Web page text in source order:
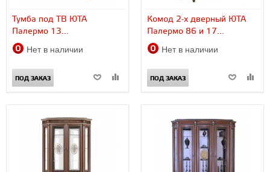
Тумба под ТВ ЮТА
Палермо 13...
Нет в наличии
ПОД ЗАКАЗ
Комод 2-х дверный ЮТА
Палермо 86 и 17...
Нет в наличии
ПОД ЗАКАЗ